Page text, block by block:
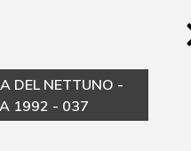
DEL NETTUNO -
1992 - 037